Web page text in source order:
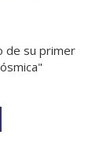
de su primer